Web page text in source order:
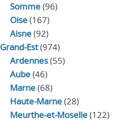
Somme(96)
Oise(167)
Aisne(92)
Grand-Est(974)
Ardennes(55)
Aube(46)
Marne(68)
Haute-Marne(28)
Meurthe-et-Moselle(122)